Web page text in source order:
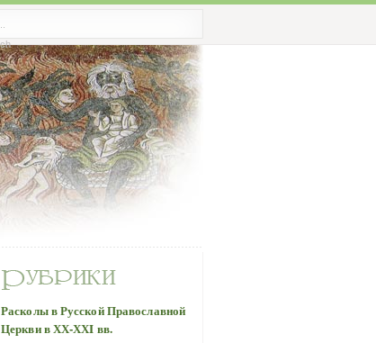
Расколы в Русской Православной
Церкви в ХХ-ХХI вв.